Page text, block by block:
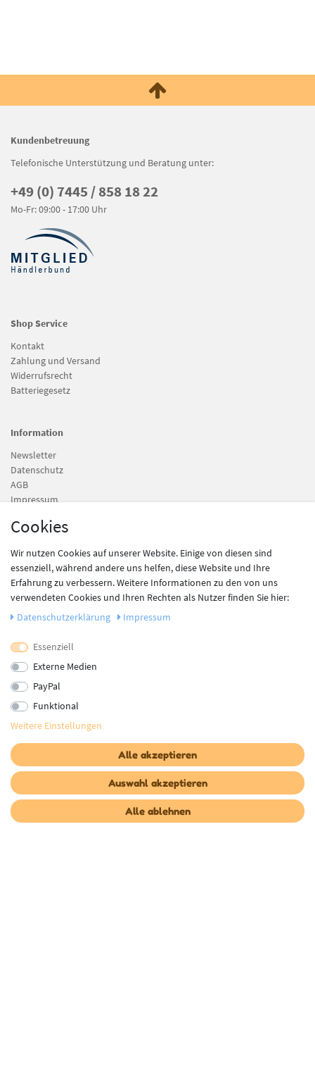
Kundenbetreuung
Telefonische Unterstützung und Beratung unter:
+49 (0) 7445 / 858 18 22
Mo-Fr: 09:00 - 17:00 Uhr
Shop Service
Kontakt
Zahlung und Versand
Widerrufsrecht
Batteriegesetz
Information
Newsletter
Datenschutz
AGB
Impressum
Vertrag widerrufen
Newsletter
E-MAIL **
Newsletter
sowie die
Datenschutzerklärung
Cookies
Wir nutzen Cookies auf unserer Website. Einige von diesen sind
essenziell, während andere uns helfen, diese Website und Ihre
Erfahrung zu verbessern. Weitere Informationen zu den von uns
verwendeten Cookies und Ihren Rechten als Nutzer finden Sie hier:
Daten­schutz­erklärung
Impressum
Essenziell
Externe Medien
PayPal
Funktional
Weitere Einstellungen
Alle akzeptieren
Auswahl akzeptieren
Alle ablehnen